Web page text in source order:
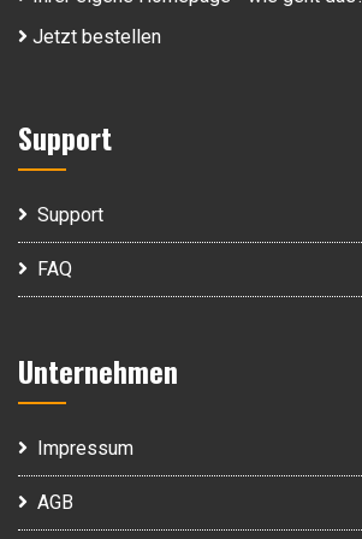
Jetzt bestellen
Support
Support
FAQ
Unternehmen
Impressum
AGB